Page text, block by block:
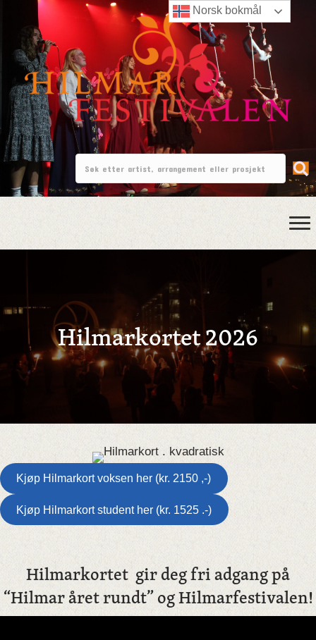
Hilmarkortet 2026
Kjøp Hilmarkort voksen her (kr. 2150 ,-)
Kjøp Hilmarkort student her (kr. 1525 .-)
Hilmarkortet gir deg fri adgang på
“Hilmar året rundt” og Hilmarfestivalen!
Norsk bokmål